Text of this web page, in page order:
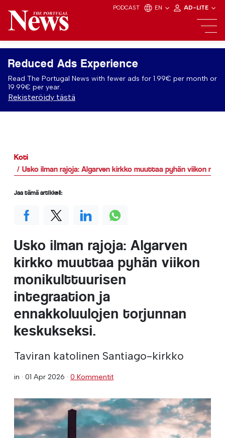
PODCAST EN AD-LITE
Reduced Ads Experience
Read The Portugal News with fewer ads for 1.99€ per month or
19.99€ per year.
Rekisteröidy tästä
Koti
Usko ilman rajoja: Algarven kirkko muuttaa pyhän viikon
Usko ilman rajoja: Algarven
kirkko muuttaa pyhän viikon
monikulttuurisen
integraation ja
ennakkoluulojen torjunnan
keskukseksi.
Taviran katolinen Santiago-kirkko
in · 01 Apr 2026 · 0 Kommentit
Jaa tämä artikkeli: